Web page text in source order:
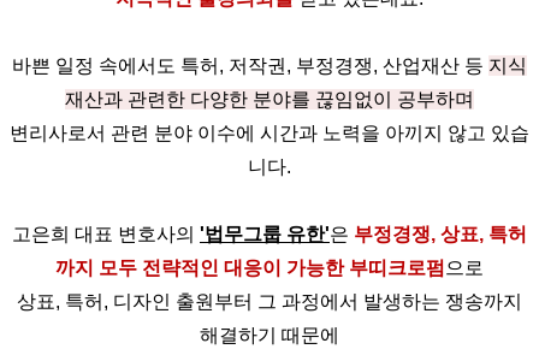
바쁜 일정 속에서도 특허, 저작권, 부정경쟁, 산업재산 등 지식
재산과 관련한 다양한 분야를 끊임없이 공부하며
변리사로서 관련 분야 이수에 시간과 노력을 아끼지 않고 있습
니다.
고은희 대표 변호사의 '법무그룹 유한'은 부정경쟁, 상표, 특허
까지 모두 전략적인 대응이 가능한 부띠크로펌 으로
상표, 특허, 디자인 출원부터 그 과정에서 발생하는 쟁송까지
해결하기 때문에